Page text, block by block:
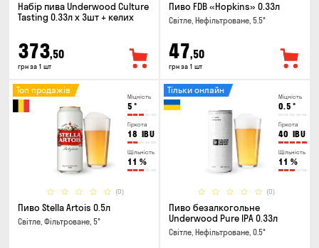
Набір пива Underwood Culture
Tasting 0.33л x 3шт + келих
373,50
грн за 1 шт
Пиво FDB «Hopkins» 0.33л
Світле, Нефільтроване, 5.5°
47,50
грн за 1 шт
Міцність
5 °
Гіркота
18 IBU
Щільність
11 %
(0)
Топ продажів
Пиво Stella Artois 0.5л
Світле, Фільтроване, 5°
Міцність
0.5 °
Гіркота
40 IBU
Щільність
11 %
(0)
Тільки онлайн
Пиво безалкогольне
Underwood Pure IPA 0.33л
Світле, Нефільтроване, 0.5°